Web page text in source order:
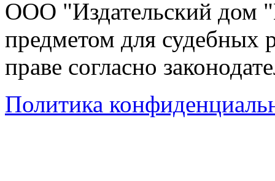
ООО "Издательский дом
предметом для судебных
праве согласно
Политика